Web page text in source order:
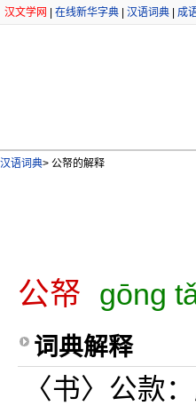
汉文学网 在线新华字典 汉语词典 成
汉语词典> 公帑的解释
公帑 gōng
词典解释
〈书〉公款